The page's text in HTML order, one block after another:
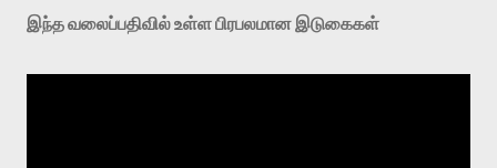
இந்த வலைப்பதிவில் உள்ள பிரபலமான இடுகைகள்